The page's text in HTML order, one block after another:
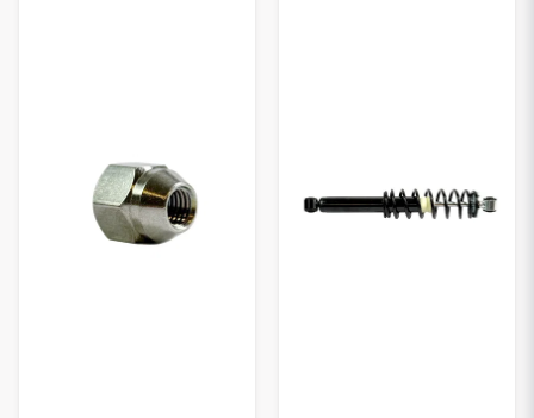
TRYGGT VAL FÖR DIN
MOPEDBIL